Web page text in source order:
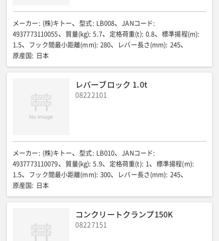
メーカー : (株)キトー 型式: LB008 JANコード :
4937773110055
質量(kg): 5.7 定格荷重(t): 0.8 標準揚程(m):
1.5
フック間最小距離(mm): 280 レバー長さ(mm): 245
原産国 : 日本
レバーブロック 1.0t
08222101
メーカー : (株)キトー 型式: LB010 JANコード :
4937773110079
質量(kg): 5.9 定格荷重(t): 1 標準揚程(m):
1.5
フック間最小距離(mm): 300 レバー長さ(mm): 245
原産国 : 日本
コンクリートクランプ150K
08227151